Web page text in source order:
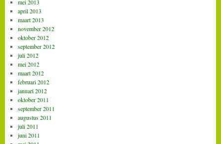
mei 2013
april 2013
maart 2013
november 2012
oktober 2012
september 2012
juli 2012
mei 2012
maart 2012
februari 2012
januari 2012
oktober 2011
september 2011
augustus 2011
juli 2011
juni 2011